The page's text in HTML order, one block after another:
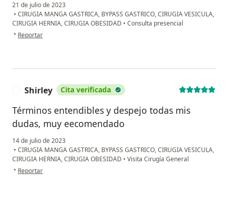
21 de julio de 2023
• CIRUGIA MANGA GASTRICA, BYPASS GASTRICO, CIRUGIA VESICULA,
CIRUGIA HERNIA, CIRUGIA OBESIDAD • Consulta presencial
• en opinión del usuario Angela
Reportar
Shirley Cita verificada
Términos entendibles y despejo todas mis
dudas, muy eecomendado
14 de julio de 2023
• CIRUGIA MANGA GASTRICA, BYPASS GASTRICO, CIRUGIA VESICULA,
CIRUGIA HERNIA, CIRUGIA OBESIDAD • Visita Cirugía General
• en opinión del usuario Shirley
Reportar